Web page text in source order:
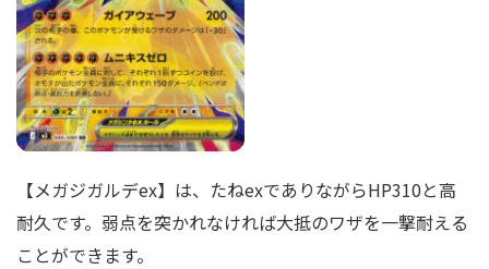
【メガジガルデex】は、たねexでありながらHP310と高
耐久です。弱点を突かれなければ大抵のワザを一撃耐える
ことができます。